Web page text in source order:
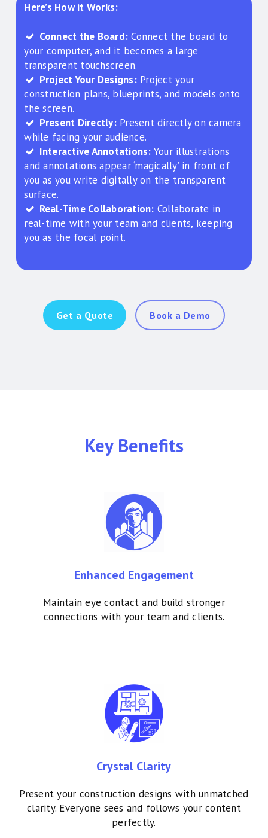
Close
Close
Close
Here’s How it Works:
Connect the Board: Connect the board to
your computer, and it becomes a large
transparent touchscreen.
Project Your Designs:Project your
construction plans, blueprints, and models onto
the screen.
Present Directly:Present directly on camera
while facing your audience.
Interactive Annotations: Your illustrations
and annotations appear ‘magically’ in front of
you as you write digitally on the transparent
surface.
Real-Time Collaboration: Collaborate in
real-time with your team and clients, keeping
you as the focal point.
Get a Quote Book a Demo
Key Benefits
Enhanced Engagement
Maintain eye contact and build stronger
connections with your team and clients.
Crystal Clarity
Present your construction designs with unmatched
clarity. Everyone sees and follows your content
perfectly.